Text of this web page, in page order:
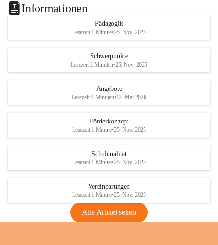
Informationen
Pädagogik
Lesezeit 1 Minute•25. Nov. 2025
Schwerpunkte
Lesezeit 2 Minuten•25. Nov. 2025
Angebote
Lesezeit 4 Minuten•12. Mai 2026
Förderkonzept
Lesezeit 1 Minute•25. Nov. 2025
Schulqualität
Lesezeit 1 Minute•25. Nov. 2025
Vereinbarungen
Lesezeit 1 Minute•25. Nov. 2025
Alle Artikel sehen